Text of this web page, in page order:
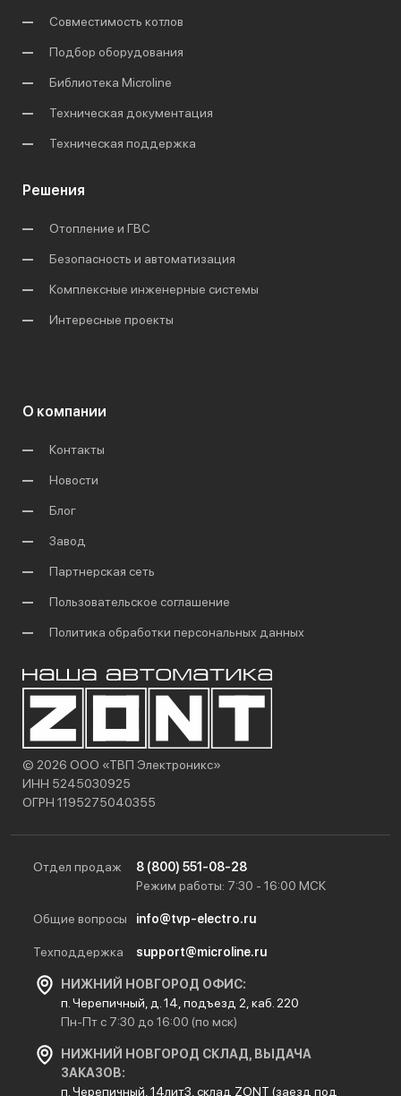
Совместимость котлов
Подбор оборудования
Библиотека Microline
Техническая документация
Техническая поддержка
Решения
Отопление и ГВС
Безопасность и автоматизация
Комплексные инженерные системы
Интересные проекты
О компании
Контакты
Новости
Блог
Завод
Партнерская сеть
Пользовательское соглашение
Политика обработки персональных данных
© 2026 ООО «ТВП Электроникс»
ИНН 5245030925
ОГРН 1195275040355
Отдел продаж
8 (800) 551-08-28
Режим работы: 7:30 - 16:00 МСК
Общие вопросы info@tvp-electro.ru
Техподдержка support@microline.ru
НИЖНИЙ НОВГОРОД ОФИС:
п. Черепичный, д. 14, подъезд 2, каб. 220
Пн-Пт с 7:30 до 16:00 (по мск)
НИЖНИЙ НОВГОРОД СКЛАД, ВЫДАЧА
ЗАКАЗОВ:
п. Черепичный, 14лит3, склад ZONT (заезд под